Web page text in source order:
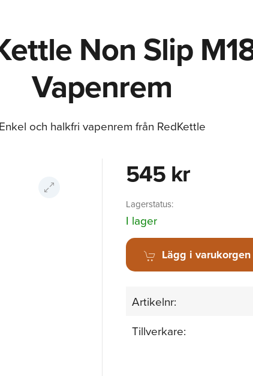
Non Slip
Vapenrem
Enkel och halkfri vapenrem från RedKettle
545 kr
Lagerstatus:
I lager
Lägg i varukorgen
Artikelnr:
Tillverkare: